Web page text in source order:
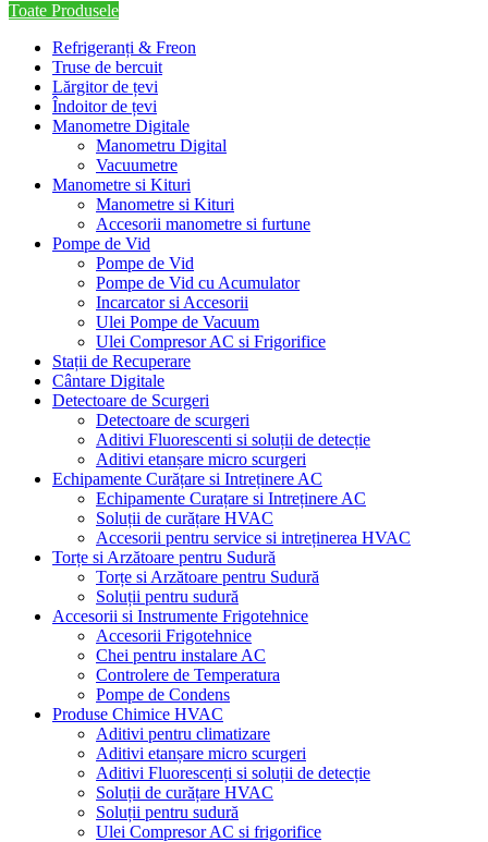
Toate Produsele
Refrigeranți & Freon
Truse de bercuit
Lărgitor de țevi
Îndoitor de țevi
Manometre Digitale
Manometru Digital
Vacuumetre
Manometre si Kituri
Manometre si Kituri
Accesorii manometre si furtune
Pompe de Vid
Pompe de Vid
Pompe de Vid cu Acumulator
Incarcator si Accesorii
Ulei Pompe de Vacuum
Ulei Compresor AC si Frigorifice
Stații de Recuperare
Cântare Digitale
Detectoare de Scurgeri
Detectoare de scurgeri
Aditivi Fluorescenti si soluții de detecție
Aditivi etanșare micro scurgeri
Echipamente Curățare si Intreținere AC
Echipamente Curațare si Intreținere AC
Soluții de curățare HVAC
Accesorii pentru service si intreținerea HVAC
Torțe si Arzătoare pentru Sudură
Torțe si Arzătoare pentru Sudură
Soluții pentru sudură
Accesorii si Instrumente Frigotehnice
Accesorii Frigotehnice
Chei pentru instalare AC
Controlere de Temperatura
Pompe de Condens
Produse Chimice HVAC
Aditivi pentru climatizare
Aditivi etanșare micro scurgeri
Aditivi Fluorescenți si soluții de detecție
Soluții de curățare HVAC
Soluții pentru sudură
Ulei Compresor AC si frigorifice